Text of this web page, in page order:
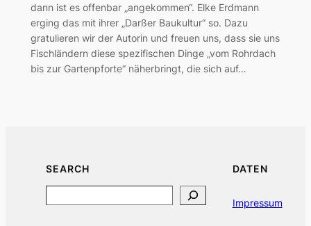
dann ist es offenbar „angekommen“. Elke Erdmann
erging das mit ihrer „Darßer Baukultur“ so. Dazu
gratulieren wir der Autorin und freuen uns, dass sie uns
Fischländern diese spezifischen Dinge „vom Rohrdach
bis zur Gartenpforte“ näherbringt, die sich auf…
SEARCH DATEN
Impressum